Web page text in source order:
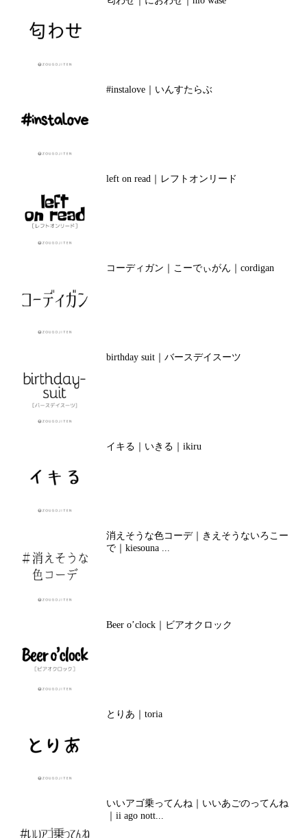
#instalove｜いんすたらぶ
left on read｜レフトオンリード
コーディガン｜こーでぃがん｜cordigan
birthday suit｜バースデイスーツ
イキる｜いきる｜ikiru
消えそうな色コーデ｜きえそうないろこー
で｜kiesouna ...
Beer o’clock｜ビアオクロック
とりあ｜toria
いいアゴ乗ってんね｜いいあごのってんね
｜ii ago nott...